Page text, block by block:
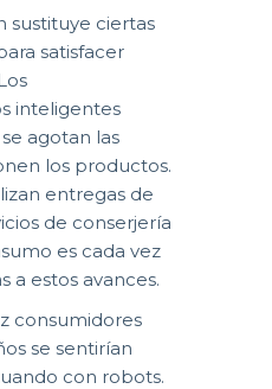
sustituye ciertas
satisfacer
inteligentes
agotan las
los productos.
entregas de
de conserjería
es cada vez
a estos avances.
consumidores
se sentirían
con robots.